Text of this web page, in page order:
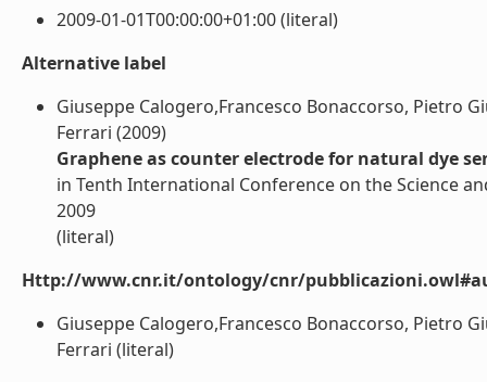
2009-01-01T00:00:00+01:00 (literal)
Alternative label
Giuseppe Calogero,Francesco Bonaccorso, Pietro
Ferrari (2009)
Graphene as counter electrode for natural dye
in Tenth International Conference on the Science
2009
(literal)
Http://www.cnr.it/ontology/cnr/
Giuseppe Calogero,Francesco Bonaccorso, Pietro
Ferrari (literal)